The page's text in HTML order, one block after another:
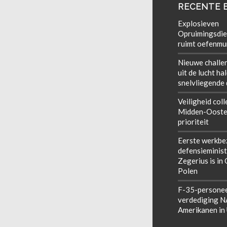
RECENTE
Explosieven
ruimt
Nieuwe
uit de lucht
snelvliegende
Veiligheid
Midden-
prioriteit
Eerste
Zegerius is in
Polen
F-35-
verdediging
Amerikanen in